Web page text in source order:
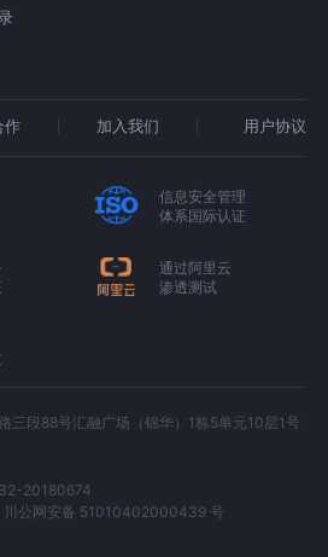
作 加入我们 用户协议
信息安全管理
体系国际认证
通过阿里云
渗透测试
三段88号汇融广场（锦华）1栋5单元10层1号
20180674
川公网安备 51010402000439 号